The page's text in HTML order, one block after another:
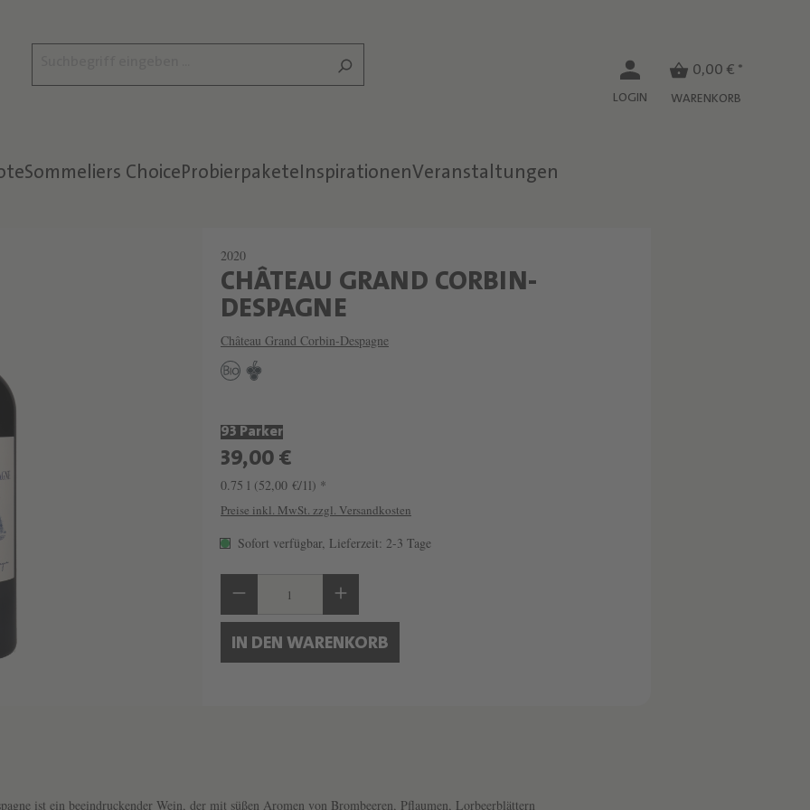
LOGIN
0,00 € *
WARENKORB
Sommeliers ChoiceProbierpaketeInspirationenVeranstaltungen
2020
CHÂTEAU GRAND CORBIN-
DESPAGNE
E
T
A
U
G
R
A
R
Château Grand Corbin-Despagne
93 Parker
39,00 €
0.75 l (52,00 €/1l) *
Preise inkl. MwSt. zzgl. Versandkosten
Sofort verfügbar, Lieferzeit: 2-3 Tage
Produkt Anzahl: Gib den gewünschten Wert ein oder benutze
IN DEN WARENKORB
ist ein beeindruckender Wein, der mit süßen Aromen von Brombeeren, Pflaumen, Lorbeerblättern